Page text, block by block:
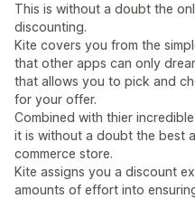
This is without a doubt the
discounting.
Kite covers you from the
that other apps can only
that allows you to pick and
for your offer.
Combined with thier
it is without a doubt the best
commerce store.
Kite assigns you a discount
amounts of effort into